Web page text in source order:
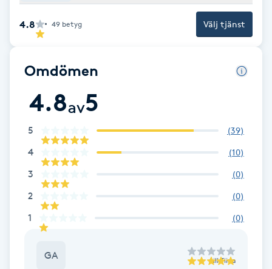
Fransfärgning
Fransförlängning
Fransförlängning Megavolym
Fransförlängning Volym
Fransk manikyr
Fransrengöring
Frekvensterapi
4.8 49 betyg Välj tjänst
Omdömen
4.8av5
5 (39)
4 (10)
3 (0)
2 (0)
1 (0)
GA till Tiina